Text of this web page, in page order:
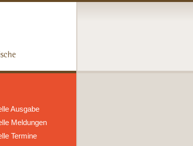
Ausgabe
Meldungen
Termine